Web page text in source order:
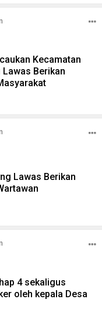
Kecamatan
Lawas Berikan
Lawas Berikan
4 sekaligus
oleh kepala Desa